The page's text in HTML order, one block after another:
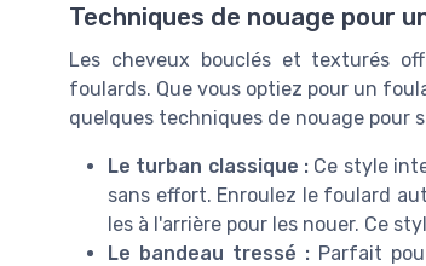
Techniques de nouage pour
Les cheveux bouclés et texturés
foulards. Que vous optiez pour un
quelques techniques de nouage pour
Le turban classique : Ce style
sans effort. Enroulez le foulard
les à l'arrière pour les nouer. Ce
Le bandeau tressé : Parfait